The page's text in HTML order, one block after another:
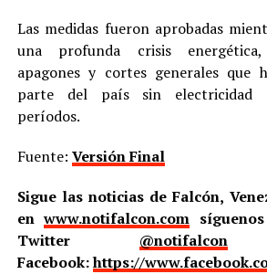
Las medidas fueron aprobadas
una profunda crisis
apagones y cortes generales que
parte del país sin electricidad
períodos.
Fuente: Versión Final
Sigue las noticias de Falcón,
enwww.notifalcon.com
Twitter @notifalcon
Facebook:https://